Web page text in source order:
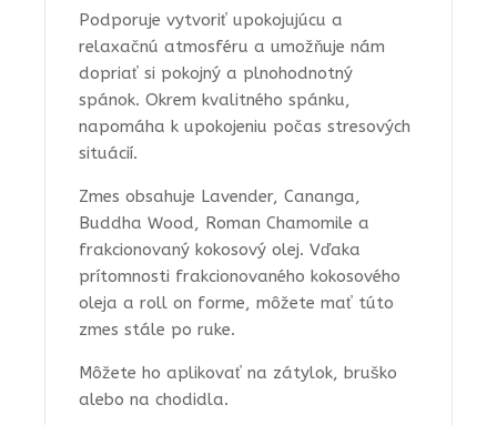
Podporuje vytvoriť upokojujúcu a
relaxačnú atmosféru a umožňuje nám
dopriať si pokojný a plnohodnotný
spánok. Okrem kvalitného spánku,
napomáha k upokojeniu počas stresových
situácií.
Zmes obsahuje Lavender, Cananga,
Buddha Wood, Roman Chamomile a
frakcionovaný kokosový olej. Vďaka
prítomnosti frakcionovaného kokosového
oleja a roll on forme, môžete mať túto
zmes stále po ruke.
Môžete ho aplikovať na zátylok, bruško
alebo na chodidla.